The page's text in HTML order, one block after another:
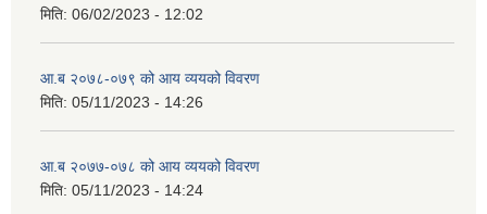
मिति: 06/02/2023 - 12:02
आ.ब २०७८-०७९ को आय व्ययको विवरण
मिति: 05/11/2023 - 14:26
आ.ब २०७७-०७८ को आय व्ययको विवरण
मिति: 05/11/2023 - 14:24